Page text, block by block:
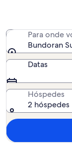
Para onde
Bundoran
Datas
Hóspedes
2 hóspedes